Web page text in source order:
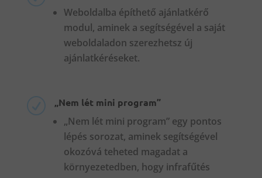
Weboldalba építhető ajánlatkérő
modul, aminek a segítségével a saját
weboldaladon szerezhetsz új
ajánlatkéréseket.
„Nem lét mini program”
„Nem lét mini program” egy pontos
lépés sorozat, aminek segítségével
okozóvá teheted magadat a
környezetedben, hogy infrafűtés